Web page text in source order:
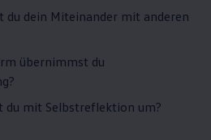
du dein Miteinander mit anderen
übernimmst du
du mit Selbstreflektion um?